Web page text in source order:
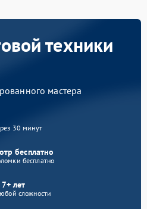
техники
мастера
30 минут
бесплатно
бесплатно
лет
сложности